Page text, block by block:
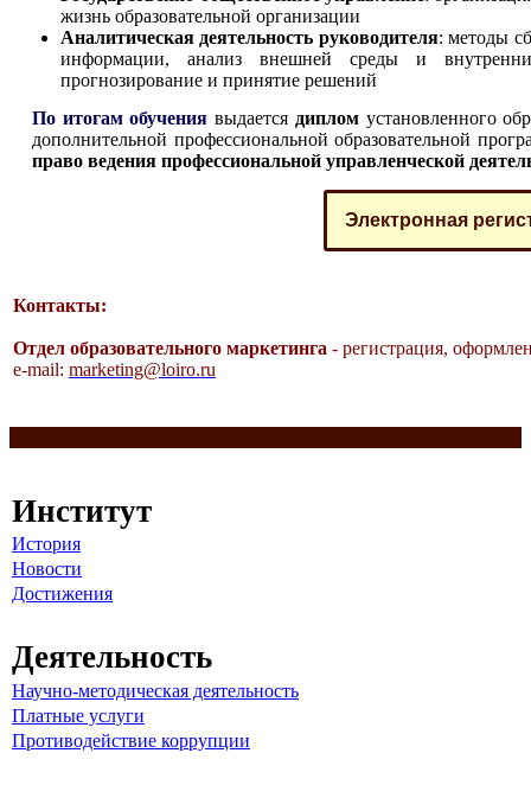
жизнь образовательной организации
Аналитическая деятельность руководителя: методы
информации, анализ внешней среды и
прогнозирование и принятие решений
По итогам обучения выдается диплом установленного
дополнительной профессиональной образовательной
право ведения профессиональной управленческой
Электронная
Контакты:
Отдел образовательного маркетинга - регистрация,
e-mail: marketing@loiro.ru
Институт
История
Новости
Достижения
Деятельность
Научно-методическая деятельность
Платные услуги
Противодействие коррупции